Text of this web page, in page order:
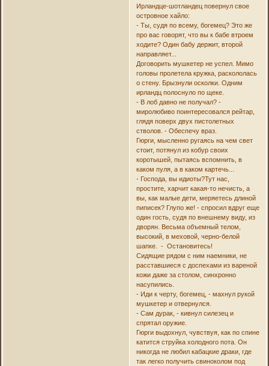
Ирландце-шотландец повернул свое
островное хайло:
- Ты, судя по всему, богемец? Это же
про вас говорят, что вы к бабе втроем
ходите? Один бабу держит, второй
направляет...
Договорить мушкетер не успел. Мимо
головы пролетела кружка, раскололась
о стену. Брызнули осколки. Одним
ирландц полоснуло по щеке.
- В лоб давно не получал? -
миролюбиво поинтересовался рейтар,
глядя поверх двух пистолетных
стволов. - Обеспечу враз.
Гюрги, мысленно ругаясь на чем свет
стоит, потянул из кобур своих
коротышей, пытаясь вспомнить, в
каком пуля, а в каком картечь...
- Господа, вы идиоты?Тут нас,
простите, харчит какая-то нечисть, а
вы, как малые дети, меряетесь длиной
пиписек? Глупо же! - спросил вдруг еще
один гость, судя по внешнему виду, из
дворян. Весьма объемный телом,
высокий, в меховой, черно-белой
шапке. - Остановитесь!
Сидящие рядом с ним наемники, не
расставшиеся с доспехами из вареной
кожи даже за столом, синхронно
насупились.
- Иди к черту, богемец, - махнул рукой
мушкетер и отвернулся.
- Сам дурак, - кивнул силезец и
спрятал оружие.
Гюрги выдохнул, чувствуя, как по спине
катится струйка холодного пота. Он
никогда не любил кабацкие драки, где
так легко получить свиноколом под